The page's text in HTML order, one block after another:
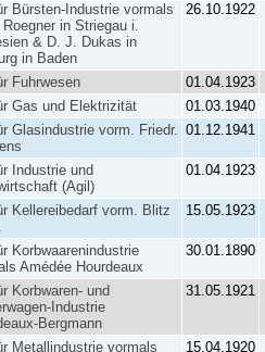
Bürsten-Industrie vormals
in Striegau i.
& D. J. Dukas in
in Baden
26.10.1922
Fuhrwesen 01.04.1923
Gas und Elektrizität 01.03.1940
Glasindustrie vorm. Friedr. 01.12.1941
Industrie und
(Agil)
01.04.1923
Kellereibedarf vorm. Blitz
15.05.1923
Korbwaarenindustrie
Amédée Hourdeaux
30.01.1890
Korbwaren- und
Industrie
Bergmann
31.05.1921
Metallindustrie vormals
15.04.1920